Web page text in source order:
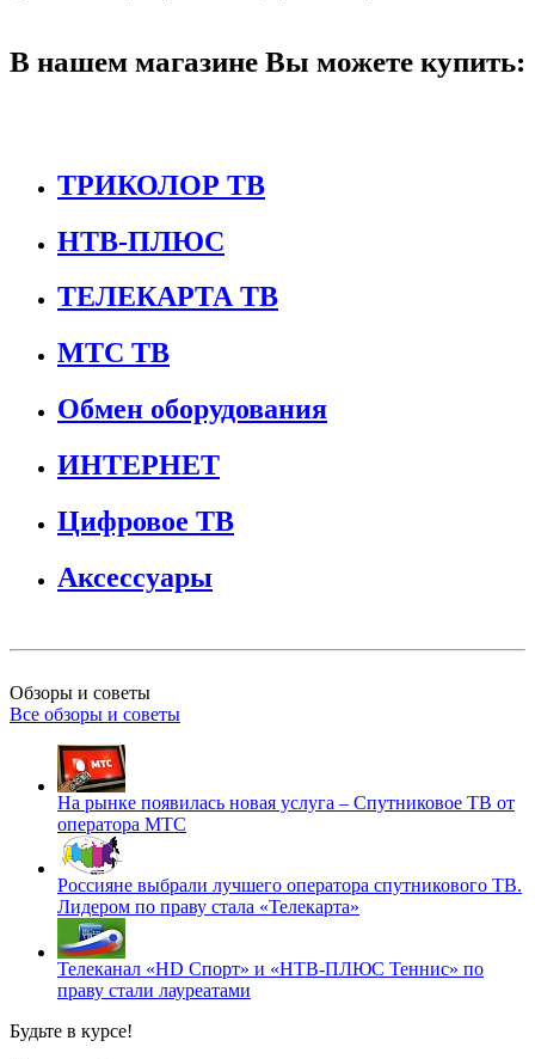
В нашем магазине Вы можете купить:
ТРИКОЛОР ТВ
НТВ-ПЛЮС
ТЕЛЕКАРТА ТВ
МТС ТВ
Обмен оборудования
ИНТЕРНЕТ
Цифровое ТВ
Аксессуары
Обзоры и советы
Все обзоры и советы
На рынке появилась новая услуга – Спутниковое ТВ от
оператора МТС
Россияне выбрали лучшего оператора спутникового ТВ.
Лидером по праву стала «Телекарта»
Телеканал «HD Спорт» и «НТВ-ПЛЮС Теннис» по
праву стали лауреатами
Будьте в курсе!